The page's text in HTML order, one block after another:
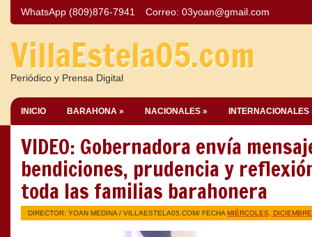
WhatsApp (809)876-7941 Correo: 03yoan@gmail.com
VillaEstela05.com
Periódico y Prensa Digital
INICIO BARAHONA » NACIONALES » INTERNACIONALES
VIDEO: Gobernadora envía
bendiciones, prudencia y
toda las familias barahonera
DIRECTOR: YOAN MEDINA / VILLAESTELA05.COM/ FECHA MIÉRCOLES,